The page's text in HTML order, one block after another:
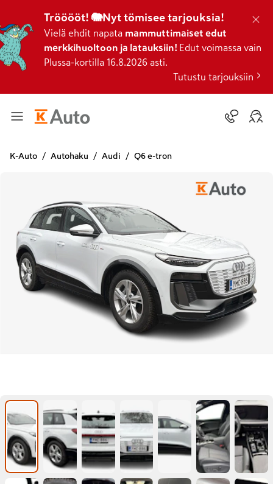
Trööööt! 🐘Nyt tömisee tarjouksia!
Vielä ehdit napata mammuttimaiset edut
merkkihuoltoon ja latauksiin! Edut voimassa vain
Plussa-kortilla 16.8.2026 asti.
Tutustu tarjouksiin
K-Auto Autohaku Audi Q6 e-tron